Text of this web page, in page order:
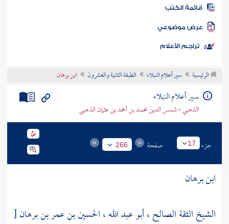
المكتبة
الكتب
موضوعي
تراجم الأعلام
الرئيسية سير أعلام النبلاء الطبقة الثانية والعشرون ابن برهان
سير أعلام النبلاء
الذهبي - شمس الدين محمد بن أحمد بن عثمان الذهبي
جزء 17 صفحة 266
ابن برهان
الشيخ الثقة الصالح ، أبو عبد الله ، الحسين بن عمر بن برهان[